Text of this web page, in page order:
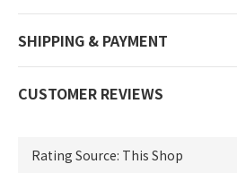
SHIPPING & PAYMENT
CUSTOMER REVIEWS